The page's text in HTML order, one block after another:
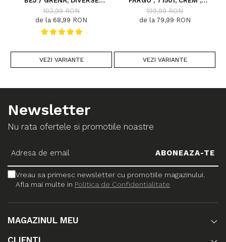
DIMENSIUNI
103,99 RON
de la 68,99 RON
VEZI VARIANTE
DIVERSE DIMENSIUNI
199,99 RON
de la 79,99 RON
VEZI VARIANTE
Newsletter
Nu rata ofertele si promotiile noastre
Vreau sa primesc newsletter cu promotiile magazinului.
Afla mai multe in Politica de Confidentialitate
MAGAZINUL MEU